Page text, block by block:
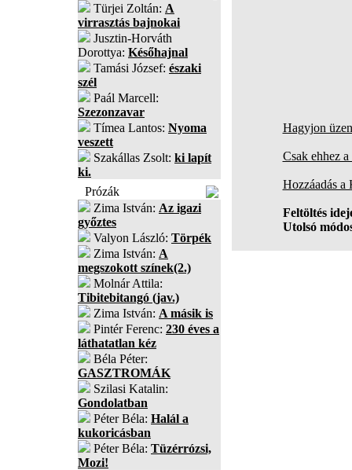
Türjei Zoltán: A
virrasztás bajnokai
Jusztin-Horváth
Dorottya: Későhajnal
Tamási József: északi
szél
Paál Marcell:
Szezonzavar
Tímea Lantos: Nyoma
veszett
Szakállas Zsolt: ki lapít
ki.
Prózák
Zima István: Az igazi
győztes
Valyon László: Törpék
Zima István: A
megszokott színek(2.)
Molnár Attila:
Tibitebitangó (jav.)
Zima István: A másik is
Pintér Ferenc: 230 éves a
láthatatlan kéz
Béla Péter:
GASZTROMÁK
Szilasi Katalin:
Gondolatban
Péter Béla: Halál a
kukoricásban
Péter Béla: Tüzérrózsi,
Mozi!
Hagyjon
Csak ehhez
Hozzáadás
Feltöltés
Utolsó